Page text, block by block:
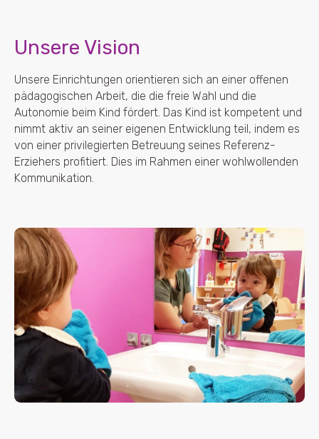
Unsere Vision
Unsere Einrichtungen orientieren sich an einer offenen
pädagogischen Arbeit, die die freie Wahl und die
Autonomie beim Kind fördert. Das Kind ist kompetent und
nimmt aktiv an seiner eigenen Entwicklung teil, indem es
von einer privilegierten Betreuung seines Referenz-
Erziehers profitiert. Dies im Rahmen einer wohlwollenden
Kommunikation.